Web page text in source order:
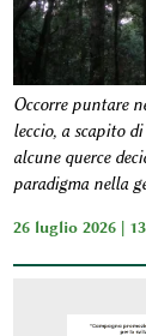
Occorre puntare
leccio, a scapito
alcune querce
paradigma nella
26 luglio 2026 |